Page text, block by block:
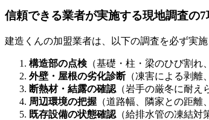
信頼できる業者が実施する現地調査の7
建造くんの加盟業者は、以下の調査を必ず実施
構造部の点検 （基礎・柱・梁のひび割れ
外壁・屋根の劣化診断（凍害による剥離
断熱材・結露の確認 （岩手の厳冬に耐え
周辺環境の把握 （道路幅、隣家との距離
既存設備の状態確認 （給排水管の凍結対